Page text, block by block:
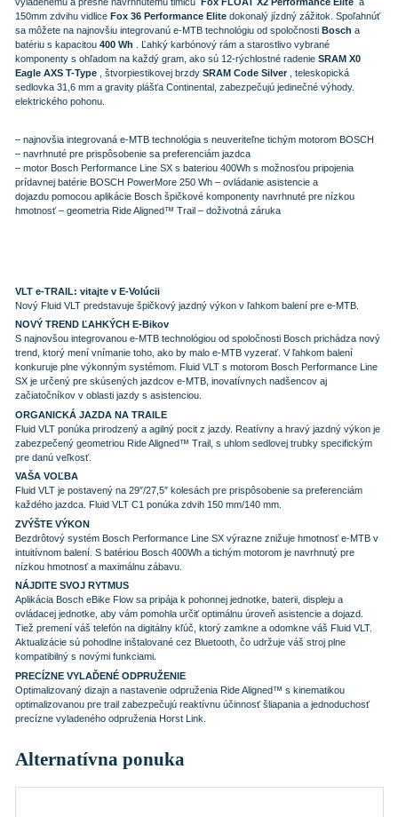
150mm zdvihu vidlice Fox 36 Performance Elitedokonalý jízdný zážitok. Spoľahnúť
sa môžete na najnovšiu integrovanú e-MTB technológiu od spoločnosti Bosch a
batériu s kapacitou 400 Wh . Ľahký karbónový rám a starostlivo vybrané
komponenty s ohľadom na každý gram, ako sú 12-rýchlostné radenie SRAM X0
Eagle AXS T-Type, štvorpiestikovej brzdy SRAM Code Silver, teleskopická
sedlovka 31,6 mm a gravity plášťa Continental, zabezpečujú jedinečné výhody.
elektrického pohonu.
– najnovšia integrovaná e-MTB technológia s neuveriteľne tichým motorom BOSCH
– navrhnuté pre prispôsobenie sa preferenciám jazdca
– motor Bosch Performance Line SX s bateriou 400Wh s možnosťou pripojenia
prídavnej batérie BOSCH PowerMore 250 Wh – ovládanie asistencie a
dojazdu pomocou aplikácie Bosch špičkové komponenty navrhnuté pre nízkou
hmotnosť– geometria Ride Aligned™ Trail – doživotná záruka
VLT e-TRAIL: vitajte v E-Volúcii
Nový Fluid VLT predstavuje špičkový jazdný výkon v ľahkom balení pre e-MTB.
NOVÝ TREND ĽAHKÝCH E-Bikov
S najnovšou integrovanou e-MTB technológiou od spoločnosti Bosch prichádza nový
trend, ktorý mení vnímanie toho, ako by malo e-MTB vyzerať. V ľahkom balení
konkuruje plne výkonným systémom. Fluid VLT s motorom Bosch Performance Line
SX je určený pre skúsených jazdcov e-MTB, inovatívnych nadšencov aj
začiatočníkov v oblasti jazdy s asistenciou.
ORGANICKÁ JAZDA NA TRAILE
Fluid VLT ponúka prirodzený a agilný pocit z jazdy. Reatívny a hravý jazdný výkon je
zabezpečený geometriou Ride Aligned™ Trail, s uhlom sedlovej trubky specifickým
pre danú veľkosť.
VAŠA VOĽBA
Fluid VLT je postavený na 29″/27,5″ kolesách pre prispôsobenie sa preferenciám
každého jazdca. Fluid VLT C1 ponúka zdvih 150 mm/140 mm.
ZVÝŠTE VÝKON
Bezdrôtový systém Bosch Performance Line SX výrazne znižuje hmotnosť e-MTB v
intuitívnom balení. S batériou Bosch 400Wh a tichým motorom je navrhnutý pre
nízkou hmotnosť a maximálnu zábavu.
NÁJDITE SVOJ RYTMUS
Aplikácia Bosch eBike Flow sa pripája k pohonnej jednotke, baterii, displeju a
ovládacej jednotke, aby vám pomohla určiť optimálnu úroveň asistencie a dojazd.
Tiež premení váš telefón na digitálny kľúč, ktorý zamkne a odomkne váš Fluid VLT.
Aktualizácie sú pohodlne inštalované cez Bluetooth, čo udržuje váš stroj plne
kompatibilný s novými funkciami.
PRECÍZNE VYLAĎENÉ ODPRUŽENIE
Optimalizovaný dizajn a nastavenie odpruženia Ride Aligned™ s kinematikou
optimalizovanou pre trail zabezpečujú reaktívnu účinnosť šliapania a jednoduchosť
precízne vyladeného odpruženia Horst Link.
Alternatívna ponuka